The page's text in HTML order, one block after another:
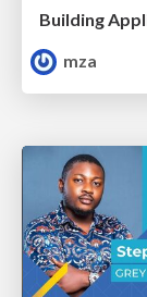
Building
mza